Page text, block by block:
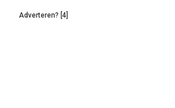
Adverteren? [4]